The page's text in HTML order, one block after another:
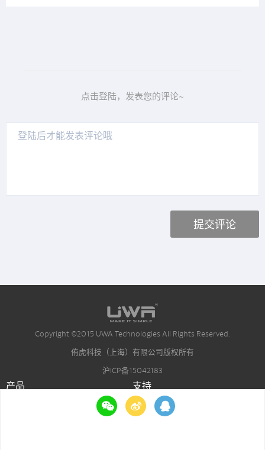
点击登陆，发表您的评论~
Copyright ©2015 UWA Technologies All Rights Reserved.
侑虎科技（上海）有限公司版权所有
沪ICP备15042183
产品 支持
文档
帮助